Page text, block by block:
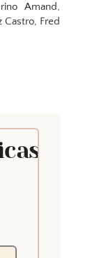
Amand,
Castro, Fred